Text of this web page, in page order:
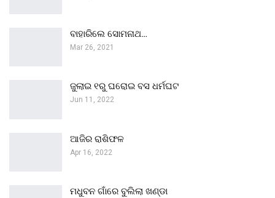
ବାହାରିଲେ ସୋମନାଥ…
Mar 26, 2021
ଜୁଲାଇ ୧ରୁ ଘରୋଇ ବସ ଧର୍ମଘଟ
Jun 11, 2022
ଆଜିର ରାଶିଫଳ
Apr 16, 2022
ମଧୁବନ ଗାଁରେ ବୁଲିଲା ଖଣ୍ଡା